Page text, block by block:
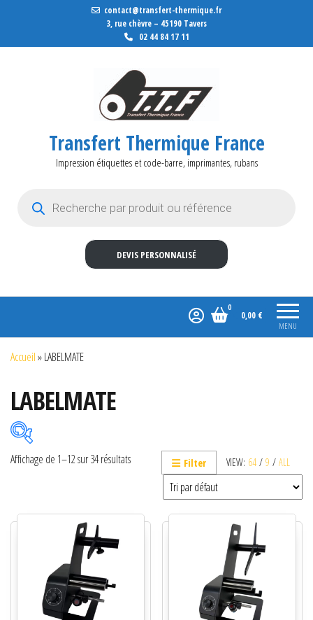
contact@transfert-thermique.fr
3, rue chèvre – 45190 Tavers
02 44 84 17 11
Transfert Thermique France
Impression étiquettes et code-barre, imprimantes, rubans
DEVIS PERSONNALISÉ
MENU
0
0,00 €
Accueil»LABELMATE
LABELMATE
Etiquettes
Imprimantes
Lecteurs
VIEW: 64 / 9 / ALL
Filter
Affichage de 1–12 sur 34 résultats